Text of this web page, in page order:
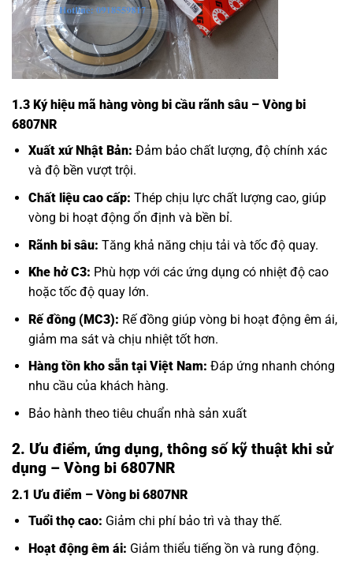
1.3 Ký hiệu mã hàng vòng bi cầu rãnh sâu – Vòng bi
6807NR
Xuất xứ Nhật Bản: Đảm bảo chất lượng, độ chính xác
và độ bền vượt trội.
Chất liệu cao cấp: Thép chịu lực chất lượng cao, giúp
vòng bi hoạt động ổn định và bền bỉ.
Rãnh bi sâu: Tăng khả năng chịu tải và tốc độ quay.
Khe hở C3: Phù hợp với các ứng dụng có nhiệt độ cao
hoặc tốc độ quay lớn.
Rế đồng (MC3): Rế đồng giúp vòng bi hoạt động êm ái,
giảm ma sát và chịu nhiệt tốt hơn.
Hàng tồn kho sẵn tại Việt Nam: Đáp ứng nhanh chóng
nhu cầu của khách hàng.
Bảo hành theo tiêu chuẩn nhà sản xuất
2. Ưu điểm, ứng dụng, thông số kỹ thuật khi sử
dụng – Vòng bi 6807NR
2.1 Ưu điểm – Vòng bi 6807NR
Tuổi thọ cao: Giảm chi phí bảo trì và thay thế.
Hoạt động êm ái: Giảm thiểu tiếng ồn và rung động.